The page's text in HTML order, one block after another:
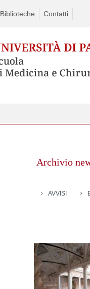
Biblioteche Contatti
Archivio
AVVISI